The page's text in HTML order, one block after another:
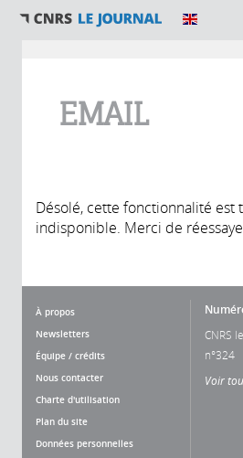
EMAIL
Désolé, cette fonctionnalité
indisponible. Merci de
À propos
Newsletters
Équipe / crédits
Nous contacter
Charte d'utilisation
Plan du site
Données personnelles
CNRS
n°324
Voir